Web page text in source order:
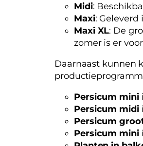
Midi:
Maxi: Geleverd
Maxi XL: De
zomer is er
Daarnaast kunnen
Persicum mini
Persicum midi
Persicum
Persicum mini